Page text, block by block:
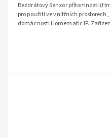
Bezdrátový Senzor přítomnosti
pro použití ve vnitřních
domácnosti Homematic IP.